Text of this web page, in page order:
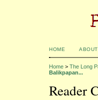
HOME ABOUT
Home > The Long
Balikpapan...
Reader